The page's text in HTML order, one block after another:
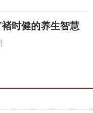
可。
时健的养生智慧